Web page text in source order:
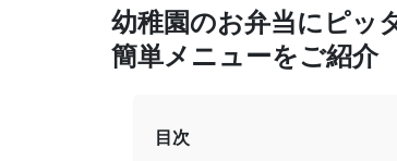
幼稚園のお弁当にピッ
簡単メニューをご紹介
目次